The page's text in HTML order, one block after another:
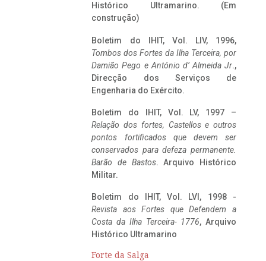
Histórico Ultramarino. (Em
construção)
Boletim do IHIT, Vol. LIV, 1996,
Tombos dos Fortes da Ilha Terceira, por
Damião Pego e António d’ Almeida Jr.,
Direcção dos Serviços de
Engenharia do Exército.
Boletim do IHIT, Vol. LV, 1997 –
Relação dos fortes, Castellos e outros
pontos fortificados que devem ser
conservados para defeza permanente.
Barão de Bastos. Arquivo Histórico
Militar.
Boletim do IHIT, Vol. LVI, 1998 -
Revista aos Fortes que Defendem a
Costa da Ilha Terceira- 1776, Arquivo
Histórico Ultramarino
Forte da Salga